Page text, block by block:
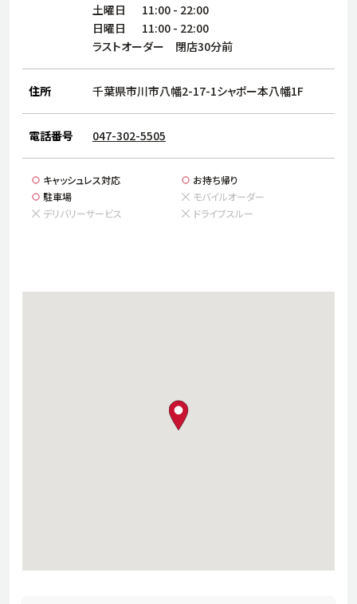
サステナビリティ
ブランド
店舗検索
店舗一覧
採用情報
よくある質問・お問い合わせ
日本語 English 简体中文
土曜日
11:00 - 22:00
日曜日
11:00 - 22:00
ラストオーダー 閉店30分前
住所 千葉県市川市八幡2-17-1シャポー本八幡1F
電話番号 047-302-5505
キャッシュレス対応
お持ち帰り
駐車場
モバイルオーダー
デリバリーサービス
ドライブスルー
map pin